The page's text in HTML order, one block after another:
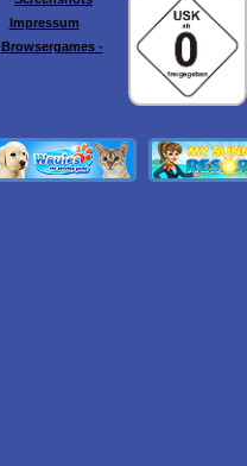
Impressum
Browsergames -